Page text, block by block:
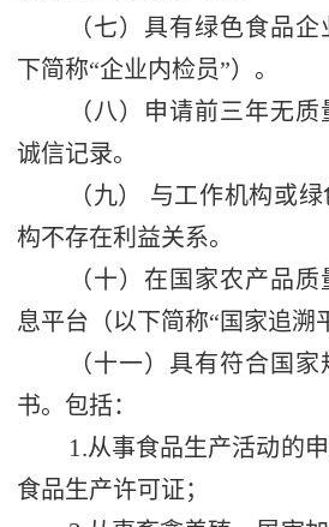
（七）具有绿色食品
下简称“企业内检员”）。
（八）申请前三年无
诚信记录。
（九）
与工作机构或
构不存在利益关系。
（十）在国家农产品
息平台（以下简称“国家追溯
（十一）具有符合国
书。包括：
1.从事食品生产活动的
食品生产许可证；